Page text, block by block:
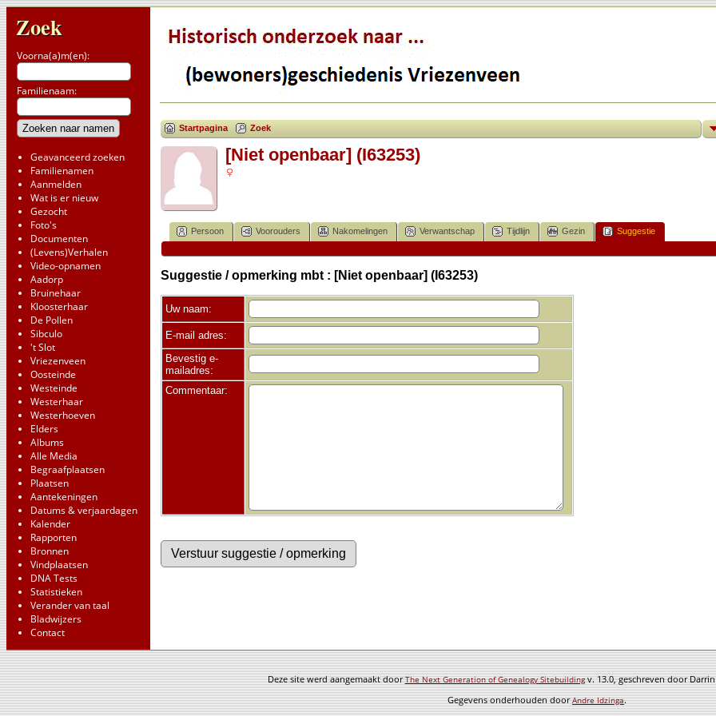
Zoek
Voorna(a)m(en):
Familienaam:
Geavanceerd zoeken
Familienamen
Aanmelden
Wat is er nieuw
Gezocht
Foto's
Documenten
(Levens)Verhalen
Video-opnamen
Aadorp
Bruinehaar
Kloosterhaar
De Pollen
Sibculo
't Slot
Vriezenveen
Oosteinde
Westeinde
Westerhaar
Westerhoeven
Elders
Albums
Alle Media
Begraafplaatsen
Plaatsen
Aantekeningen
Datums & verjaardagen
Kalender
Rapporten
Bronnen
Vindplaatsen
DNA Tests
Statistieken
Verander van taal
Bladwijzers
Contact
Startpagina Zoek
[Niet openbaar] (I63253)
Persoon Voorouders Nakomelingen Verwantschap Tijdlijn Gezin Suggestie
Suggestie / opmerking mbt : [Niet openbaar] (I63253)
Uw naam:
E-mail adres:
Bevestig e-
mailadres:
Commentaar:
Deze site werd aangemaakt doorThe Next Generation of Genealogy Sitebuildingv. 13.0, geschreven door
Gegevens onderhouden doorAndre Idzinga.